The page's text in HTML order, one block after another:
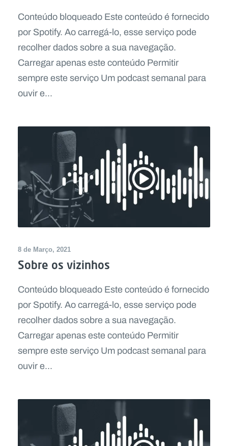
Conteúdo bloqueado Este conteúdo é fornecido
por Spotify. Ao carregá-lo, esse serviço pode
recolher dados sobre a sua navegação.
Carregar apenas este conteúdo Permitir
sempre este serviço Um podcast semanal para
ouvir e...
8 de Março, 2021
Sobre os vizinhos
Conteúdo bloqueado Este conteúdo é fornecido
por Spotify. Ao carregá-lo, esse serviço pode
recolher dados sobre a sua navegação.
Carregar apenas este conteúdo Permitir
sempre este serviço Um podcast semanal para
ouvir e...